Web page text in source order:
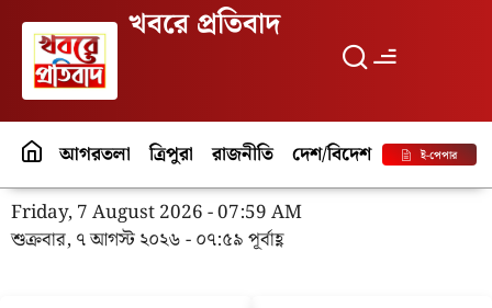
খবরে প্রতিবাদ
আগরতলা ত্রিপুরা রাজনীতি দেশ/বিদেশ পর্যটনই-পেপার
Friday, 7 August 2026 - 07:59 AM
শুক্রবার, ৭ আগস্ট ২০২৬ - ০৭:৫৯ পূর্বাহ্ণ